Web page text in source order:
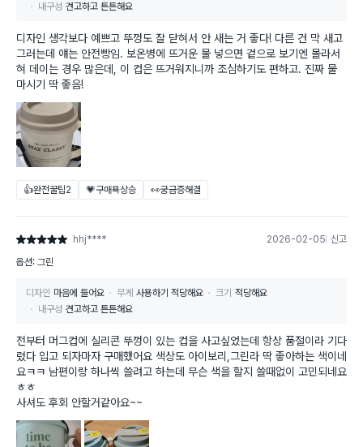
내구성 견고하고 튼튼해요
디자인 생각보다 예쁘고 뚜껑도 잘 닫혀서 안 새는 거 좋다! 다른 건 막 새고
그러는데 얘는 안전빵임. 보온병에 뜨거운 물 넣으면 겉으로 보기엔 몰라서
혀 데이는 경우 많은데, 이 컵은 뜨거워지니까 조심하기도 편하고. 진짜 물
마시기 딱 좋음!
👍완전꿀팁2 💗구매욕상승 👀궁금증해결
별점 5점 hhj**** 2026-02-05 신고
옵션: 그린
디자인 마음에 들어요 무게 사용하기 적당해요 크기 적당해요
내구성 견고하고 튼튼해요
전부터 머그컵에 실리콘 뚜껑이 있는 컵을 사고싶었는데 항상 품절이라 기다
렸다 입고 되자마자 구매했어요 색상도 아이보리,그린라 딱 좋아하는 색이네
요ㅋㅋ 남편이랑 하나씩 쓸려고 하는데 무슨 색을 할지 쓸때없이 고민되네요
ㅎㅎ
사셔도 후회 안할거같아요~~